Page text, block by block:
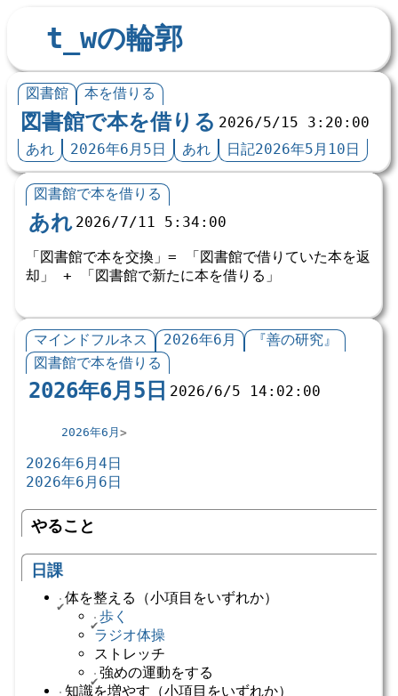
t_wの輪郭
図書館 本を借りる
図書館で本を借りる 2026/5/15 3:20:00
あれ
2026年6月5日 あれ 日記2026年5月10日
図書館で本を借りる
あれ 2026/7/11 5:34:00
「図書館で本を交換」= 「図書館で借りていた本を返
却」 + 「図書館で新たに本を借りる」
マインドフルネス 2026年6月
『善の研究』
図書館で本を借りる
2026年6月5日 2026/6/5 14:02:00
2026年6月
2026年6月4日
2026年6月6日
やること
日課
体を整える（小項目をいずれか）
歩く
ラジオ体操
ストレッチ
強めの運動をする
知識を増やす（小項目をいずれか）